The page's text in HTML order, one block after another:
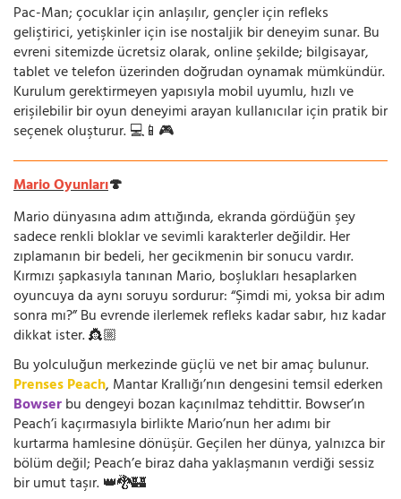
Pac-Man; çocuklar için anlaşılır, gençler için refleks
geliştirici, yetişkinler için ise nostaljik bir deneyim sunar. Bu
evreni sitemizde ücretsiz olarak, online şekilde; bilgisayar,
tablet ve telefon üzerinden doğrudan oynamak mümkündür.
Kurulum gerektirmeyen yapısıyla mobil uyumlu, hızlı ve
erişilebilir bir oyun deneyimi arayan kullanıcılar için pratik bir
seçenek oluşturur. 💻📱🎮
Mario Oyunları🍄
Mario dünyasına adım attığında, ekranda gördüğün şey
sadece renkli bloklar ve sevimli karakterler değildir. Her
zıplamanın bir bedeli, her gecikmenin bir sonucu vardır.
Kırmızı şapkasıyla tanınan Mario, boşlukları hesaplarken
oyuncuya da aynı soruyu sordurur: “Şimdi mi, yoksa bir adım
sonra mı?” Bu evrende ilerlemek refleks kadar sabır, hız kadar
dikkat ister. 👸🏼
Bu yolculuğun merkezinde güçlü ve net bir amaç bulunur.
Prenses Peach, Mantar Krallığı’nın dengesini temsil ederken
Bowserbu dengeyi bozan kaçınılmaz tehdittir. Bowser’ın
Peach’i kaçırmasıyla birlikte Mario’nun her adımı bir
kurtarma hamlesine dönüşür. Geçilen her dünya, yalnızca bir
bölüm değil; Peach’e biraz daha yaklaşmanın verdiği sessiz
bir umut taşır. 👑🐉🏰